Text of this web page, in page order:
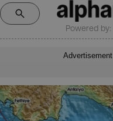
Powered by:
Advertisement